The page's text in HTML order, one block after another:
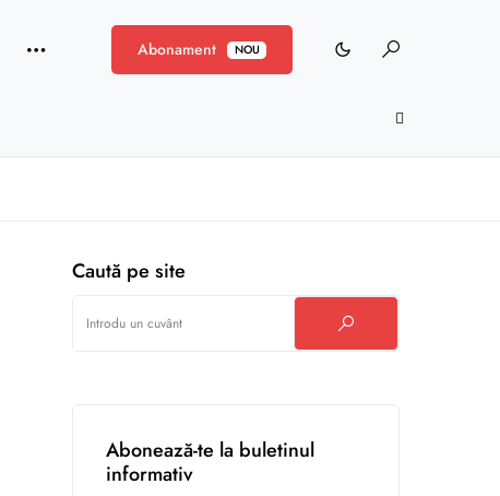
Abonament NOU
Caută pe site
Abonează-te la buletinul
informativ